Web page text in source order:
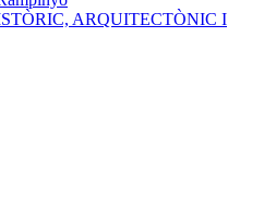
ARQUITECTÒNIC I